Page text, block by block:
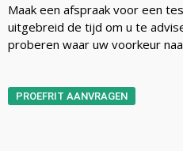
Maak een afspraak voor een
uitgebreid de tijd om u te
proberen waar uw voorkeur
PROEFRIT AANVRAGEN